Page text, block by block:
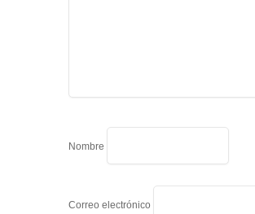
Nombre
Correo electrónico